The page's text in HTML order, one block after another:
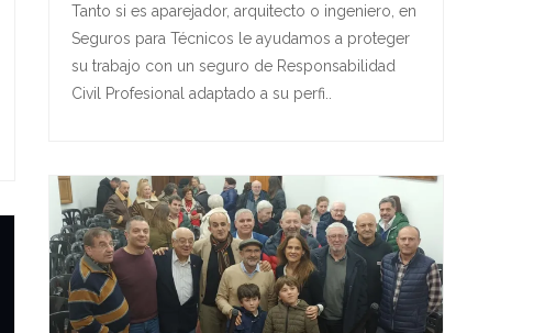
Tanto si es aparejador, arquitecto o ingeniero, en
Seguros para Técnicos le ayudamos a proteger
su trabajo con un seguro de Responsabilidad
Civil Profesional adaptado a su perfi..